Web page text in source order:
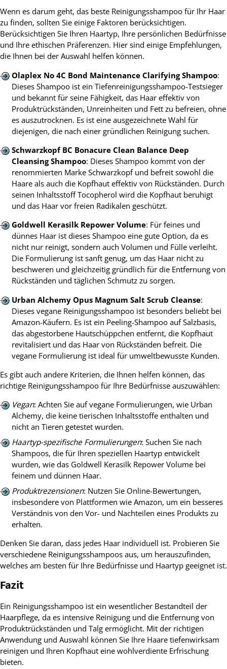
Wenn es darum geht, das beste Reinigungsshampoo für Ihr Haar
zu finden, sollten Sie einige Faktoren berücksichtigen.
Berücksichtigen Sie Ihren Haartyp, Ihre persönlichen Bedürfnisse
und Ihre ethischen Präferenzen. Hier sind einige Empfehlungen,
die Ihnen bei der Auswahl helfen können.
Olaplex No 4C Bond Maintenance Clarifying Shampoo:
Dieses Shampoo ist ein Tiefenreinigungsshampoo-Testsieger
und bekannt für seine Fähigkeit, das Haar effektiv von
Produktrückständen, Unreinheiten und Fett zu befreien, ohne
es auszutrocknen. Es ist eine ausgezeichnete Wahl für
diejenigen, die nach einer gründlichen Reinigung suchen.
Schwarzkopf BC Bonacure Clean Balance Deep
Cleansing Shampoo: Dieses Shampoo kommt von der
renommierten Marke Schwarzkopf und befreit sowohl die
Haare als auch die Kopfhaut effektiv von Rückständen. Durch
seinen Inhaltsstoff Tocopherol wird die Kopfhaut beruhigt
und das Haar vor freien Radikalen geschützt.
Goldwell Kerasilk Repower Volume: Für feines und
dünnes Haar ist dieses Shampoo eine gute Option, da es
nicht nur reinigt, sondern auch Volumen und Fülle verleiht.
Die Formulierung ist sanft genug, um das Haar nicht zu
beschweren und gleichzeitig gründlich für die Entfernung von
Rückständen und täglichen Schmutz zu sorgen.
Urban Alchemy Opus Magnum Salt Scrub Cleanse:
Dieses vegane Reinigungsshampoo ist besonders beliebt bei
Amazon-Käufern. Es ist ein Peeling-Shampoo auf Salzbasis,
das abgestorbene Hautschüppchen entfernt, die Kopfhaut
revitalisiert und das Haar von Rückständen befreit. Die
vegane Formulierung ist ideal für umweltbewusste Kunden.
Es gibt auch andere Kriterien, die Ihnen helfen können, das
richtige Reinigungsshampoo für Ihre Bedürfnisse auszuwählen:
Vegan: Achten Sie auf vegane Formulierungen, wie Urban
Alchemy, die keine tierischen Inhaltsstoffe enthalten und
nicht an Tieren getestet wurden.
Haartyp-spezifische Formulierungen: Suchen Sie nach
Shampoos, die für Ihren speziellen Haartyp entwickelt
wurden, wie das Goldwell Kerasilk Repower Volume bei
feinem und dünnen Haar.
Produktrezensionen: Nutzen Sie Online-Bewertungen,
insbesondere von Plattformen wie Amazon, um ein besseres
Verständnis von den Vor- und Nachteilen eines Produkts zu
erhalten.
Denken Sie daran, dass jedes Haar individuell ist. Probieren Sie
verschiedene Reinigungsshampoos aus, um herauszufinden,
welches am besten für Ihre Bedürfnisse und Haartyp geeignet ist.
Fazit
Ein Reinigungsshampoo ist ein wesentlicher Bestandteil der
Haarpflege, da es intensive Reinigung und die Entfernung von
Produktrückständen und Talg ermöglicht. Mit der richtigen
Anwendung und Auswahl können Sie Ihre Haare tiefenwirksam
reinigen und Ihren Kopfhaut eine wohlverdiente Erfrischung
bieten.